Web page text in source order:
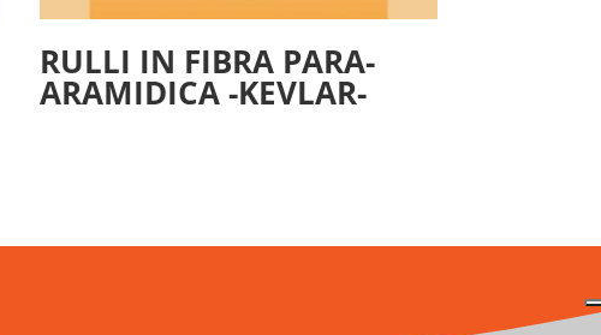
RULLI IN FIBRA PARA-
ARAMIDICA -KEVLAR-